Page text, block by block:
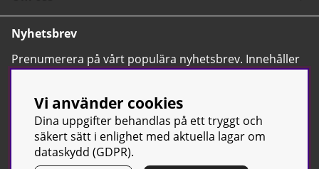
Nyhetsbrev
Prenumerera på vårt populära nyhetsbrev. Innehåller
tips, nyheter och våra allra bästa erbjudanden.
Vi använder cookies
Dina uppgifter behandlas på ett tryggt och
säkert sätt i enlighet med aktuella lagar om
dataskydd (GDPR).